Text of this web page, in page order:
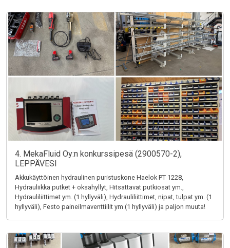
4. MekaFluid Oy:n konkurssipesä (2900570-2),
LEPPÄVESI
Akkukäyttöinen hydraulinen puristuskone Haelok PT 1228,
Hydrauliikka putket + oksahyllyt, Hitsattavat putkiosat ym.,
Hydrauliliittimet ym. (1 hyllyväli), Hydrauliliittimet, nipat, tulpat ym. (1
hyllyväli), Festo paineilmaventtiilit ym (1 hyllyväli) ja paljon muuta!